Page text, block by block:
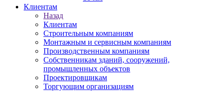
Клиентам
Назад
Клиентам
Строительным компаниям
Монтажным и сервисным компаниям
Производственным компаниям
Собственникам зданий, сооружений,
промышленных объектов
Проектировщикам
Торгующим организациям